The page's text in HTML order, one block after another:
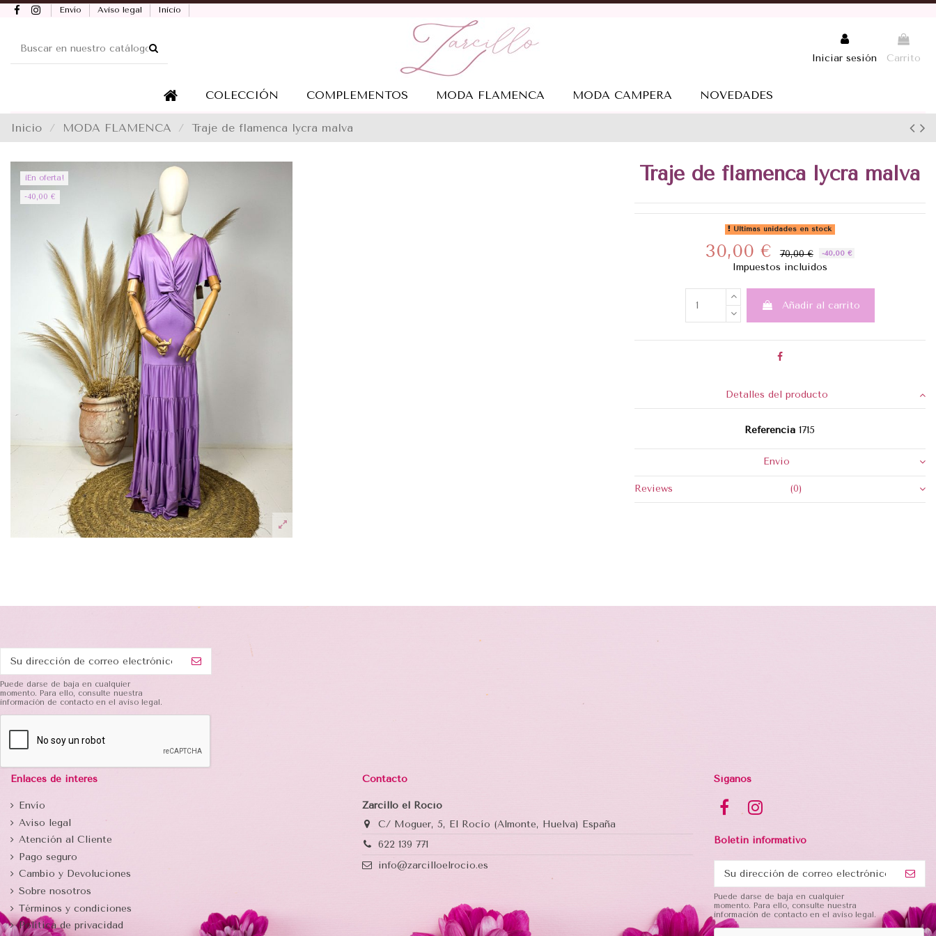
Envío Aviso legal Inicio
Iniciar sesión Carrito
COLECCIÓN COMPLEMENTOS MODA FLAMENCA MODA CAMPERA NOVEDADES
Inicio MODA FLAMENCA Traje de flamenca lycra malva
¡En oferta!
-40,00 €
Traje de flamenca lycra malva
Últimas unidades en stock
30,00 € 70,00 € -40,00 €
Impuestos incluidos
Añadir al carrito
Detalles del producto
Referencia 1715
Envio
Reviews (0)
Puede darse de baja en cualquier
momento. Para ello, consulte nuestra
información de contacto en el aviso legal.
Enlaces de interés
Envío
Aviso legal
Atención al Cliente
Pago seguro
Cambio y Devoluciones
Sobre nosotros
Términos y condiciones
Política de privacidad
Contacto
Zarcillo el Rocío
C/ Moguer, 5, El Rocío (Almonte, Huelva) España
622 139 771
info@zarcilloelrocio.es
Síganos
Boletin informativo
Puede darse de baja en cualquier
momento. Para ello, consulte nuestra
información de contacto en el aviso legal.